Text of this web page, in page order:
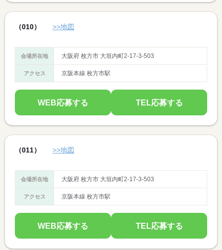
（010） >>地図
会場所在地 大阪府 枚方市 大垣内町2-17-3-503
アクセス 京阪本線 枚方市駅
WEB応募する TEL応募する
（011） >>地図
会場所在地 大阪府 枚方市 大垣内町2-17-3-503
アクセス 京阪本線 枚方市駅
WEB応募する TEL応募する